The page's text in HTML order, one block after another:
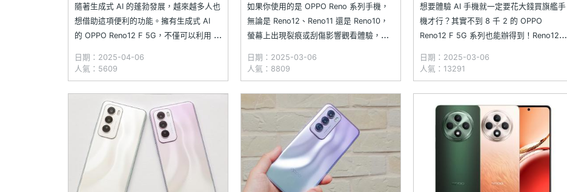
隨著生成式 AI 的蓬勃發展，越來越多人也
想借助這項便利的功能。擁有生成式 AI
的 OPPO Reno12 F 5G，不僅可以利用 AI
處理能力，搭配 6.67 吋 120Hz 螢幕與聯
發科天璣 6300 處理器，更能提供更好的
使用體驗，輕鬆滿
日期：2025-04-06
人氣：5609
如果你使用的是 OPPO Reno 系列手機，
無論是 Reno12、Reno11 還是 Reno10，
螢幕上出現裂痕或刮傷影響觀看體驗，甚
電源才放心？別擔心，現在正是維修或更
換零件的最佳時機！究竟在 SOGI 合作維
修店家更換 OPPO Reno 系列手機的電池
與
日期：2025-03-06
人氣：8809
想要體驗 AI 手機就一定要花大錢買旗艦手
機才行？其實不到 8 千 2 的 OPPO
Reno12 F 5G 系列也能辦得到！Reno12 F
能外，還有內建 AI 橡皮擦 2.0、智慧魔術
棒 2.0、AI 寫真館、AI LinkBoost
日期：2025-03-06
人氣：13291